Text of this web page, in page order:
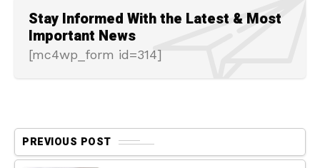
Stay Informed With the Latest & Most
Important News
[mc4wp_form id=314]
PREVIOUS POST